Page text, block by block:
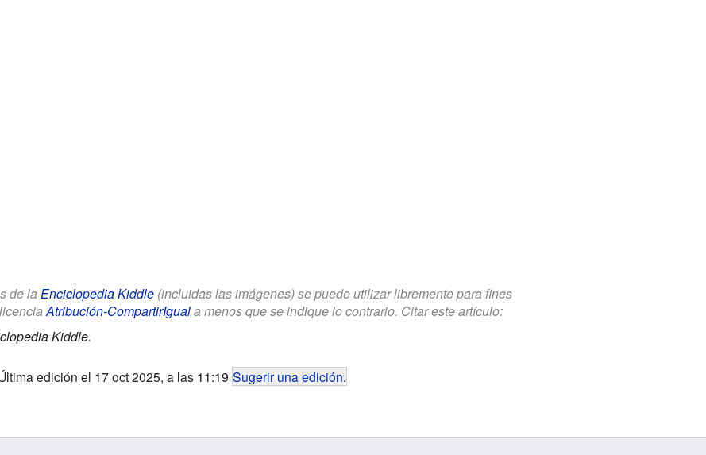
de la Enciclopedia Kiddle(incluidas las imágenes) se puede utilizar libremente para fines
Atribución-CompartirIguala menos que se indique lo contrario. Citar este artículo:
Kiddle.
edición el 17 oct 2025, a las 11:19 Sugerir una edición.